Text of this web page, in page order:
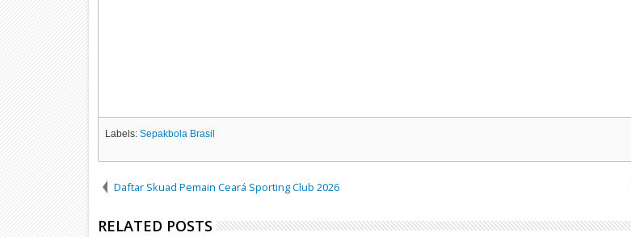
Labels: Sepakbola Brasil
Daftar Skuad Pemain Ceará Sporting Club 2026
RELATED POSTS